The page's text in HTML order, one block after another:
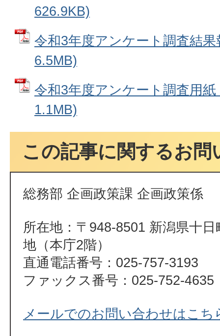
626.9KB)
令和3年度アンケート調査結
6.5MB)
令和3年度アンケート調査用
1.1MB)
この記事に関するお問
総務部 企画政策課 企画政策係
所在地：〒948-8501 新潟県十
地（本庁2階）
直通電話番号：025-757-3193
ファックス番号：025-752-4635
メールでのお問い合わせはこち